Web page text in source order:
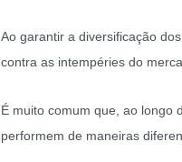
Ao garantir a diversificação
contra as intempéries do
É muito comum que, ao longo
performem de maneiras